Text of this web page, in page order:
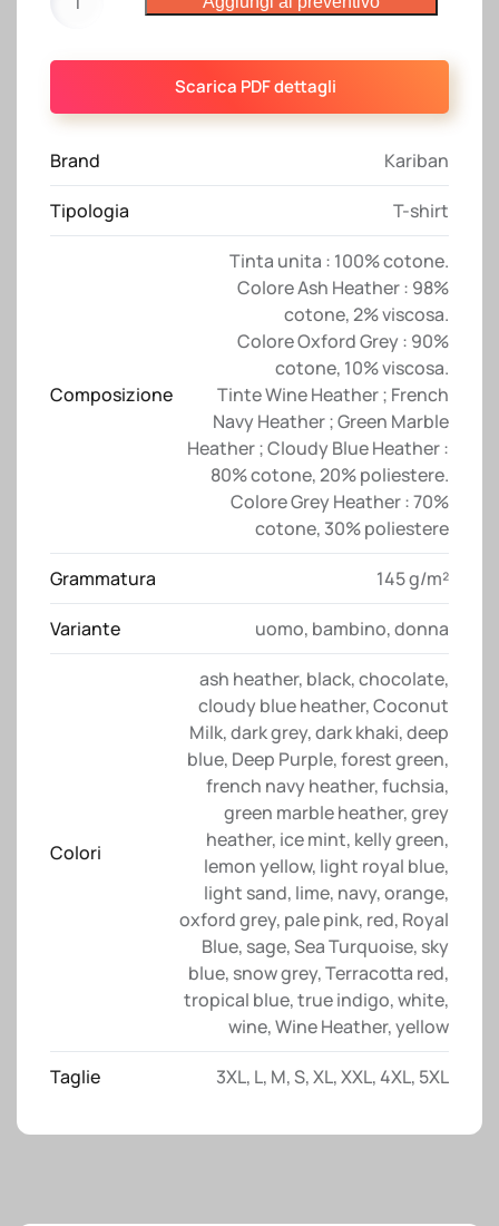
shirt
Kariban
Scarica PDF dettagli
Brand Kariban
Tipologia T-shirt
Composizione
Tinta unita : 100% cotone.
Colore Ash Heather : 98%
cotone, 2% viscosa.
Colore Oxford Grey : 90%
cotone, 10% viscosa.
Tinte Wine Heather ; French
Navy Heather ; Green Marble
Heather ; Cloudy Blue Heather :
80% cotone, 20% poliestere.
Colore Grey Heather : 70%
cotone, 30% poliestere
Grammatura 145 g/m²
Variante uomo, bambino,donna
Colori
ash heather, black,chocolate,
cloudy blue heather,Coconut
Milk,dark grey,dark khaki,deep
blue, Deep Purple,forest green,
french navy heather,fuchsia,
green marble heather,grey
heather, ice mint, kelly green,
lemon yellow, light royal blue,
light sand, lime, navy,orange,
oxford grey, pale pink, red, Royal
Blue, sage,Sea Turquoise, sky
blue, snow grey,Terracotta red,
tropical blue,true indigo,white,
wine,Wine Heather,yellow
Taglie 3XL, L, M,S,XL,XXL,4XL, 5XL